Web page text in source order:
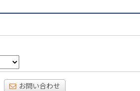
お問い合わせ